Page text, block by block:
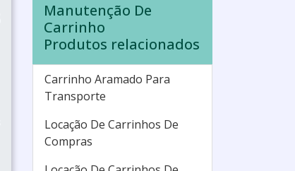
Manutenção De
Carrinho
Produtos relacionados
Carrinho Aramado Para
Transporte
Locação De Carrinhos De
Compras